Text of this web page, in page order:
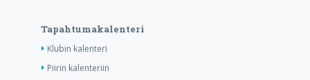
Tapahtumakalenteri
Klubin kalenteri
Piirin kalenteriin